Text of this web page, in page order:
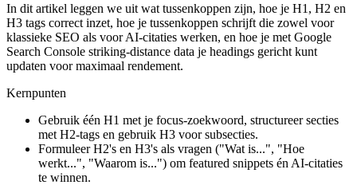
In dit artikel leggen we uit wat tussenkoppen zijn, hoe je H1, H2 en
H3 tags correct inzet, hoe je tussenkoppen schrijft die zowel voor
klassieke SEO als voor AI-citaties werken, en hoe je met Google
Search Console striking-distance data je headings gericht kunt
updaten voor maximaal rendement.
Kernpunten
Gebruik één H1 met je focus-zoekwoord, structureer secties
met H2-tags en gebruik H3 voor subsecties.
Formuleer H2's en H3's als vragen ("Wat is...", "Hoe
werkt...", "Waarom is...") om featured snippets én AI-citaties
te winnen.